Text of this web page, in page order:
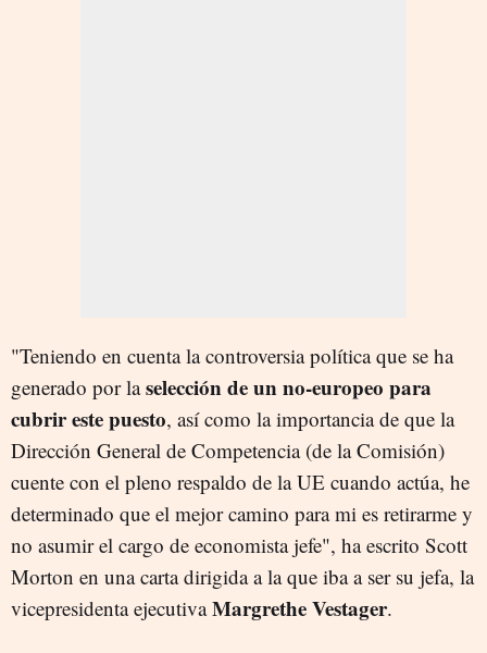
"Teniendo en cuenta la controversia política que se ha
generado por laselección de un no-europeo para
cubrir este puesto, así como la importancia de que la
Dirección General de Competencia (de la Comisión)
cuente con el pleno respaldo de la UE cuando actúa, he
determinado que el mejor camino para mi es retirarme y
no asumir el cargo de economista jefe", ha escrito Scott
Morton en una carta dirigida a la que iba a ser su jefa, la
vicepresidenta ejecutivaMargrethe Vestager.